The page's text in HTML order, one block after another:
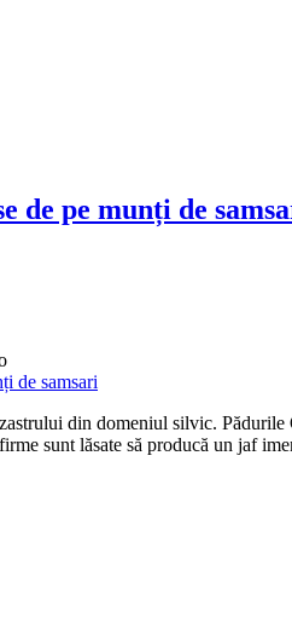
de pe munți de
din domeniul silvic.
sunt lăsate să producă un jaf